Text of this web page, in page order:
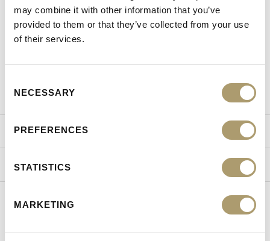
may combine it with other information that you’ve
provided to them or that they’ve collected from your use
of their services.
Selection
NECESSARY
PREFERENCES
STATISTICS
MARKETING
Φύλο Γυναίκα
ΤΡΟΠΟΙ ΑΠΟΣΤΟΛΗΣ
ΠΟΛΙΤΙΚΗ ΕΠΙΣΤΡΟΦΩΝ